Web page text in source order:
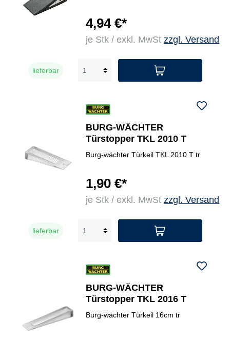
4,94 €*
je Stk / exkl. MwStzzgl. Versand
lieferbar
BURG-WÄCHTER
Türstopper TKL 2010 T
Burg-wächter Türkeil TKL 2010 T tr
1,90 €*
je Stk / exkl. MwStzzgl. Versand
lieferbar
BURG-WÄCHTER
Türstopper TKL 2016 T
Burg-wächter Türkeil 16cm tr